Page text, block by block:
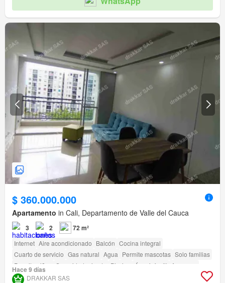
$ 360.000.000
Apartamento in Cali, Departamento de Valle del Cauca
3 2 72 m²
Internet Aire acondicionado Balcón Cocina integral
Cuarto de servicio Gas natural Agua Permite mascotas Solo familias
Permite niños
Seguridad privada Piscina Área infantil
Ascensor
Caseta de vigilancia
Hace 9 días
DRAKKAR SAS